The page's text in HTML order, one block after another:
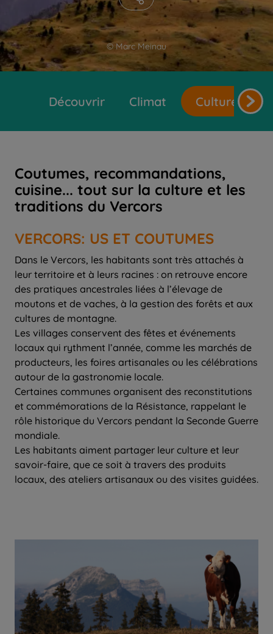
© Marc Meinau
Découvrir Climat Cultures et
Coutumes, recommandations,
cuisine... tout sur la culture et les
traditions du Vercors
VERCORS: US ET COUTUMES
Dans le Vercors, les habitants sont très attachés à
leur territoire et à leurs racines : on retrouve encore
des pratiques ancestrales liées à l’élevage de
moutons et de vaches, à la gestion des forêts et aux
cultures de montagne.
Les villages conservent des fêtes et événements
locaux qui rythment l’année, comme les marchés de
producteurs, les foires artisanales ou les célébrations
autour de la gastronomie locale.
Certaines communes organisent des reconstitutions
et commémorations de la Résistance, rappelant le
rôle historique du Vercors pendant la Seconde Guerre
mondiale.
Les habitants aiment partager leur culture et leur
savoir-faire, que ce soit à travers des produits
locaux, des ateliers artisanaux ou des visites guidées.